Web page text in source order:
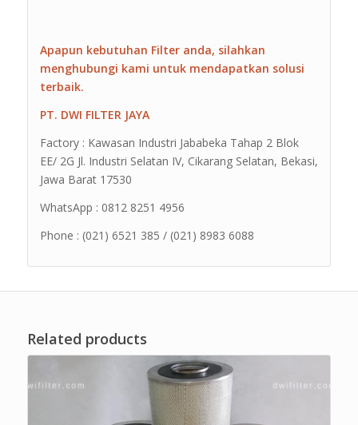
Apapun kebutuhan Filter anda, silahkan
menghubungi kami untuk mendapatkan solusi
terbaik.
PT. DWI FILTER JAYA
Factory : Kawasan Industri Jababeka Tahap 2 Blok
EE/ 2G Jl. Industri Selatan IV, Cikarang Selatan, Bekasi,
Jawa Barat 17530
WhatsApp : 0812 8251 4956
Phone : (021) 6521 385 / (021) 8983 6088
Related products